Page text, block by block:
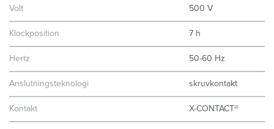
Volt 500 V
Klockposition 7 h
Hertz 50-60 Hz
Anslutningsteknologi skruvkontakt
Kontakt X-CONTACT®